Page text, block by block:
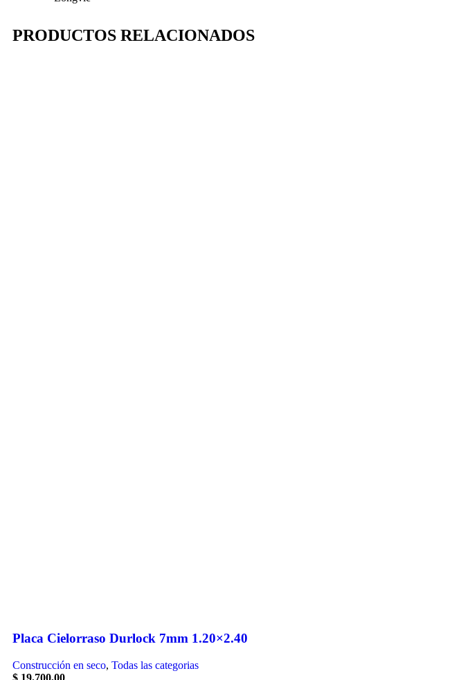
PRODUCTOS RELACIONADOS
Placa Cielorraso Durlock 7mm 1.20×2.40
Construcción en seco, Todas las categorias
$ 19.700,00